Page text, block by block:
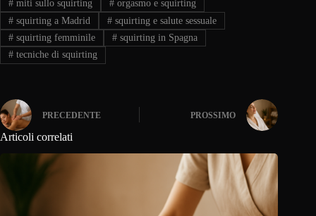
#miti sullo squirting #orgasmo e squirting
#squirting a Madrid #squirting e salute sessuale
#squirting femminile #squirting in Spagna
#tecniche di squirting
PRECEDENTE PROSSIMO
Articoli correlati